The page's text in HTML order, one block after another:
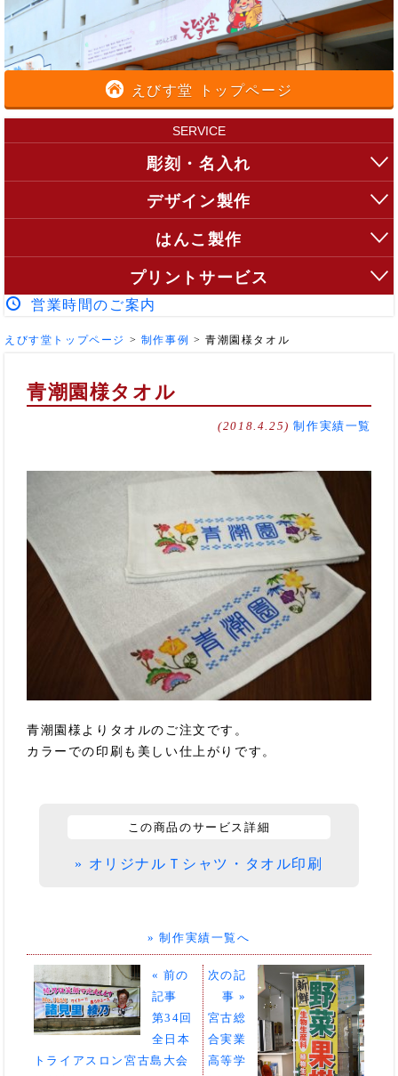
えびす堂 トップページ
SERVICE
彫刻・名入れ
デザイン製作
はんこ製作
プリントサービス
営業時間のご案内
えびす堂トップページ > 制作事例 >青潮園様タオル
青潮園様タオル
(2018.4.25) 制作実績一覧
青潮園様よりタオルのご注文です。
カラーでの印刷も美しい仕上がりです。
この商品のサービス詳細
» オリジナルＴシャツ・タオル印刷
» 制作実績一覧へ
« 前の
記事
第34回
全日本
トライアスロン宮古島大会
次の記
事 »
宮古総
合実業
高等学